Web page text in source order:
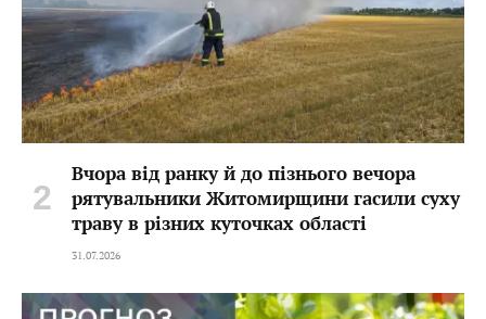
Вчора від ранку й до пізнього вечора
рятувальники Житомирщини гасили суху
траву в різних куточках області
31.07.2026